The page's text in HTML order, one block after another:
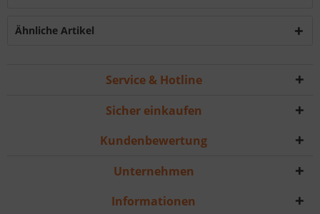
Ähnliche Artikel
Service & Hotline
Sicher einkaufen
Kundenbewertung
Unternehmen
Informationen